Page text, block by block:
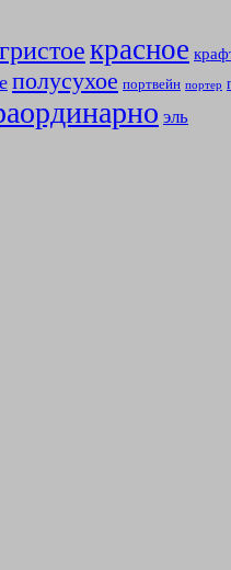
красное
полусухое портвейн портер
эль